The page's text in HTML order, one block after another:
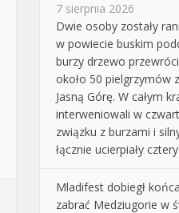
7 sierpnia 2026
Dwie osoby zostały
w powiecie buskim
burzy drzewo
około 50 pielgrzymów
Jasną Górę. W całym
interweniowali w
związku z burzami i
łącznie ucierpiały
Mladifest dobiegł
zabrać Medziugorie w